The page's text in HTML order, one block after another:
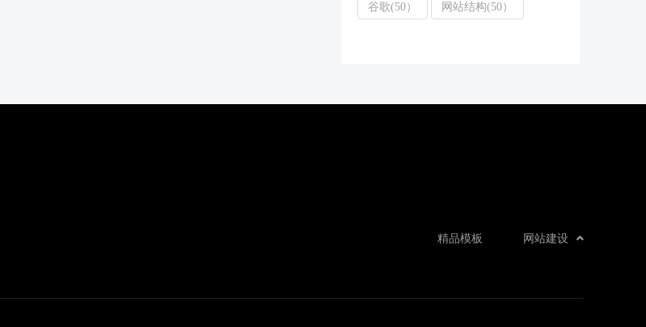
谷歌(50） 网站结构(50）
网站建设
精品模板